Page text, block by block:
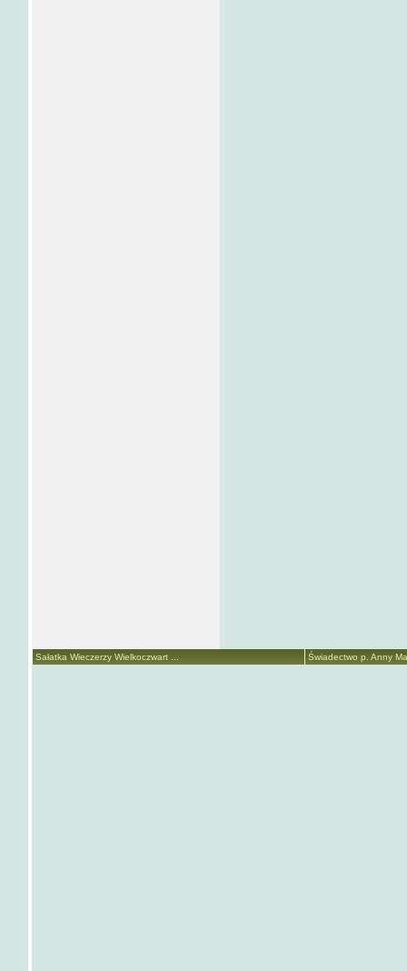
Sałatka Wieczerzy Wielkoczwart ... Świadectwo p. Anny